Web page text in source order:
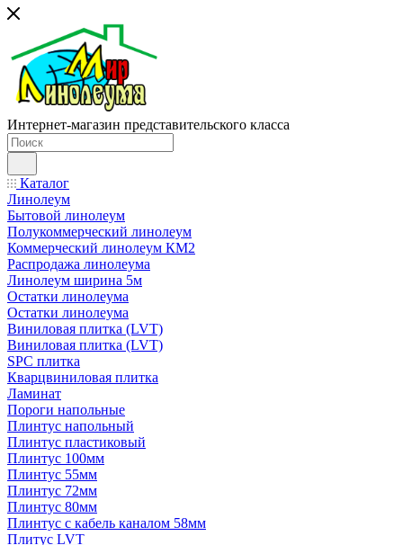
Интернет-магазин представительского класса
Каталог
Линолеум
Бытовой линолеум
Полукоммерческий линолеум
Коммерческий линолеум КМ2
Распродажа линолеума
Линолеум ширина 5м
Остатки линолеума
Остатки линолеума
Виниловая плитка (LVT)
Виниловая плитка (LVT)
SPC плитка
Кварцвиниловая плитка
Ламинат
Пороги напольные
Плинтус напольный
Плинтус пластиковый
Плинтус 100мм
Плинтус 55мм
Плинтус 72мм
Плинтус 80мм
Плинтус с кабель каналом 58мм
Плитус LVT